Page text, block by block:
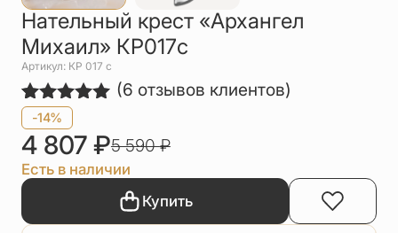
Нательный крест «Архангел
Михаил» КР017с
Артикул: КР 017 c
Рейтинг
5.00из 5
на основе
опроса
6
пользователей
(6 отзывов клиентов)
-14%
4 807 ₽5 590₽
Есть в наличии
Купить